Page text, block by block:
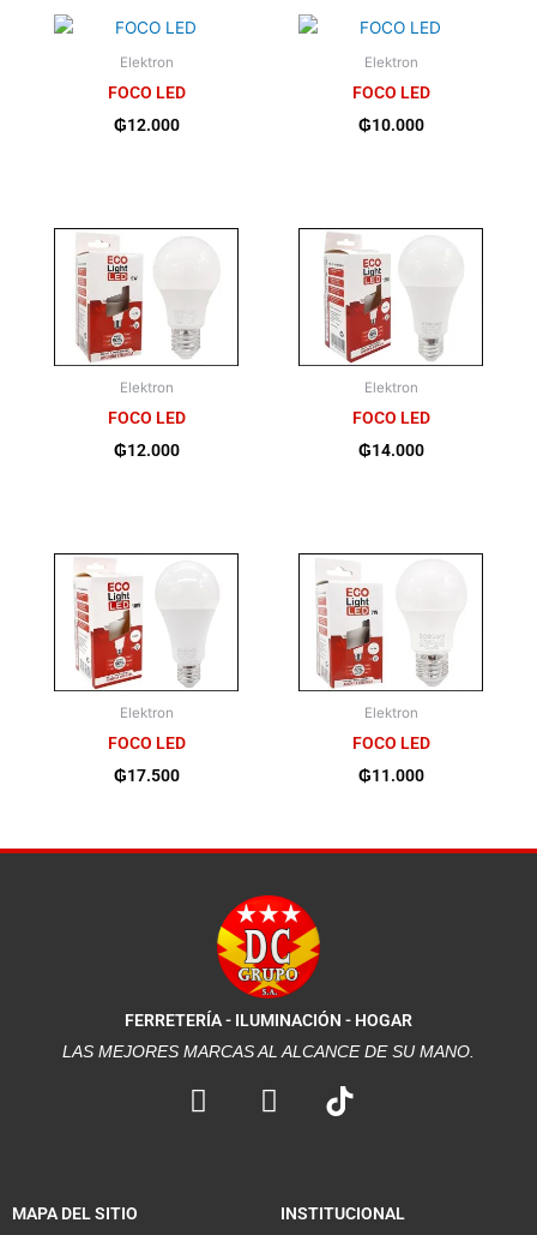
Elektron
FOCO LED
₲12.000
Elektron
FOCO LED
₲10.000
Elektron
FOCO LED
₲12.000
Elektron
FOCO LED
₲14.000
Elektron
FOCO LED
₲17.500
Elektron
FOCO LED
₲11.000
FERRETERÍA - ILUMINACIÓN - HOGAR
LAS MEJORES MARCAS AL ALCANCE DE SU MANO.
F
a
I
n
a
MAPA DEL SITIO INSTITUCIONAL